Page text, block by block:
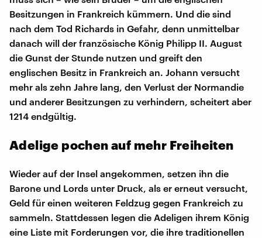
Besitzungen in Frankreich kümmern. Und die sind
nach dem Tod Richards in Gefahr, denn unmittelbar
danach will der französische König Philipp II. August
die Gunst der Stunde nutzen und greift den
englischen Besitz in Frankreich an. Johann versucht
mehr als zehn Jahre lang, den Verlust der Normandie
und anderer Besitzungen zu verhindern, scheitert aber
1214 endgültig.
Adelige pochen auf mehr Freiheiten
Wieder auf der Insel angekommen, setzen ihn die
Barone und Lords unter Druck, als er erneut versucht,
Geld für einen weiteren Feldzug gegen Frankreich zu
sammeln. Stattdessen legen die Adeligen ihrem König
eine Liste mit Forderungen vor, die ihre traditionellen